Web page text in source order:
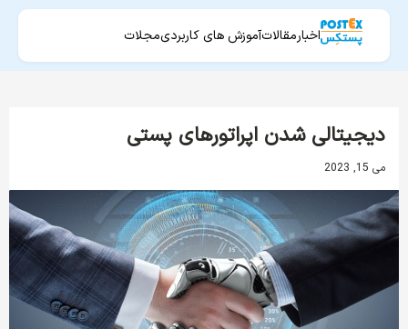
اخبارمقالاتآموزش های کاربردیمجلات
دیجیتالی شدن اپراتورهای پستی
می 15, 2023